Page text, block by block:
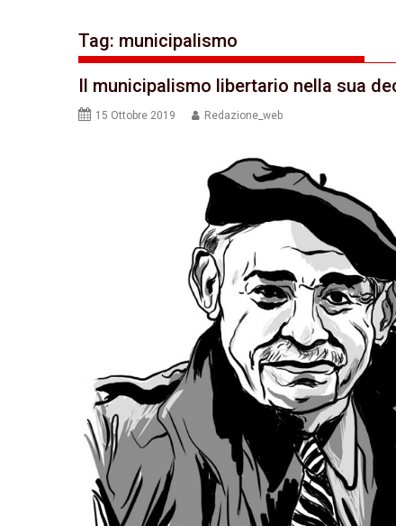
Tag: municipalismo
Il municipalismo libertario nella sua
15 Ottobre 2019 Redazione_web